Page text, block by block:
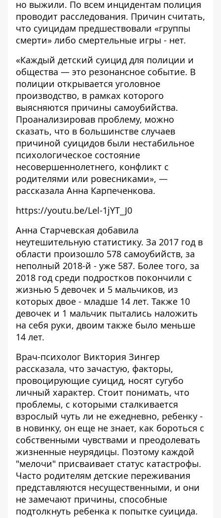
но выжили. По всем инцидентам полиция
проводит расследования. Причин считать,
что суицидам предшествовали «группы
смерти» либо смертельные игры - нет.
«Каждый детский суицид для полиции и
общества — это резонансное событие. В
полиции открывается уголовное
производство, в рамках которого
выясняются причины самоубийства.
Проанализировав проблему, можно
сказать, что в большинстве случаев
причиной суицидов были нестабильное
психологическое состояние
несовершеннолетнего, конфликт с
родителями или ровесниками», —
рассказала Анна Карпеченкова.
https://youtu.be/Lel-1jYT_J0
Анна Старчевская добавила
неутешительную статистику. За 2017 год в
области произошло 578 самоубийств, за
неполный 2018-й - уже 587. Более того, за
2018 год среди подростков покончили с
жизнью 5 девочек и 5 мальчиков, из
которых двое - младше 14 лет. Также 10
девочек и 1 мальчик пытались наложить
на себя руки, двоим также было меньше
14 лет.
Врач-психолог Виктория Зингер
рассказала, что зачастую, факторы,
провоцирующие суицид, носят сугубо
личный характер. Стоит понимать, что
проблемы, с которыми сталкивается
взрослый чуть ли не ежедневно, ребенку -
в новинку, он еще не знает, как бороться с
собственными чувствами и преодолевать
жизненные неурядицы. Поэтому каждой
"мелочи" присваивает статус катастрофы.
Часто родителям детские переживания
представляются несущественными, и они
не замечают причины, способные
подтолкнуть ребенка к попытке суицида.